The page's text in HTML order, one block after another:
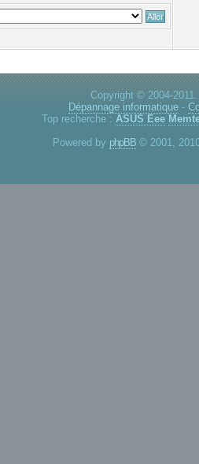
Copyright © 2004-
Dépannage informatique -
Top recherche : ASUS Eee
Powered by phpBB © 2001,